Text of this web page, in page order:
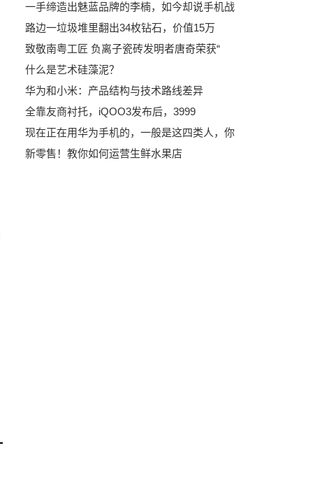
一手缔造出魅蓝品牌的李楠，如今却说手机战
路边一垃圾堆里翻出34枚钻石，价值15万
致敬南粤工匠 负离子瓷砖发明者唐奇荣获“
什么是艺术硅藻泥？
华为和小米：产品结构与技术路线差异
全靠友商衬托，iQOO3发布后，3999
现在正在用华为手机的，一般是这四类人，你
新零售！教你如何运营生鲜水果店